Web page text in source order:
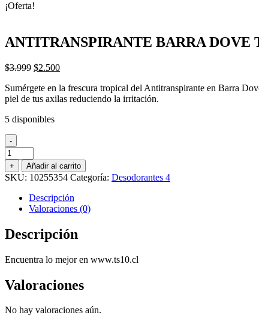
¡Oferta!
ANTITRANSPIRANTE BARRA DOVE
$3.999 El
original
era:
$2.500El
actual
es:
Sumérgete en la frescura tropical del Antitranspirante en Barra
piel de tus axilas reduciendo la irritación.
5 disponibles
-
ANTITRANSPIRANTE
BARRA
DOVE
TONO
UNIFORME
COCO
GR.
cantidad
+ Añadir al carrito
SKU: 10255354 Categoría: Desodorantes 4
Descripción
Valoraciones (0)
Descripción
Encuentra lo mejor en www.ts10.cl
Valoraciones
No hay valoraciones aún.